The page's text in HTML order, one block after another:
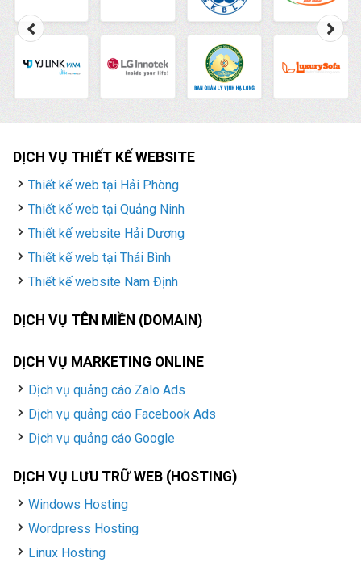
DỊCH VỤ THIẾT KẾ WEBSITE
Thiết kế web tại Hải Phòng
Thiết kế web tại Quảng Ninh
Thiết kế website Hải Dương
Thiết kế web tại Thái Bình
Thiết kế website Nam Định
DỊCH VỤ TÊN MIỀN (DOMAIN)
DỊCH VỤ MARKETING ONLINE
Dịch vụ quảng cáo Zalo Ads
Dịch vụ quảng cáo Facebook Ads
Dịch vụ quảng cáo Google
DỊCH VỤ LƯU TRỮ WEB (HOSTING)
Windows Hosting
Wordpress Hosting
Linux Hosting